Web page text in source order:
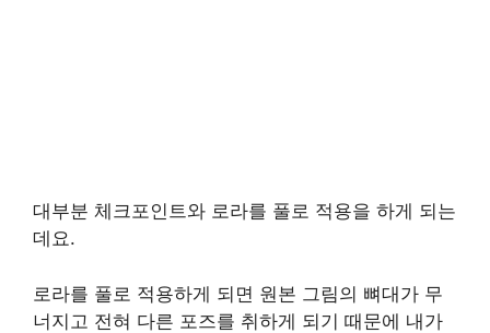
대부분 체크포인트와 로라를 풀로 적용을 하게 되는
데요.
로라를 풀로 적용하게 되면 원본 그림의 뼈대가 무
너지고 전혀 다른 포즈를 취하게 되기 때문에 내가